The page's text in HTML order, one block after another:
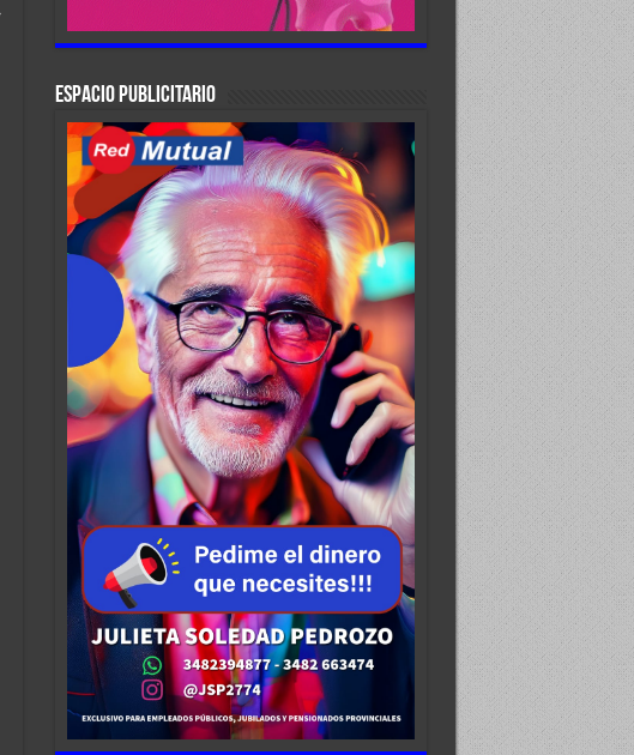
ESPACIO PUBLICITARIO